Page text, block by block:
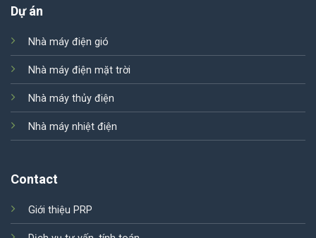
Dự án
Nhà máy điện gió
Nhà máy điện mặt trời
Nhà máy thủy điện
Nhà máy nhiệt điện
Contact
Giới thiệu PRP